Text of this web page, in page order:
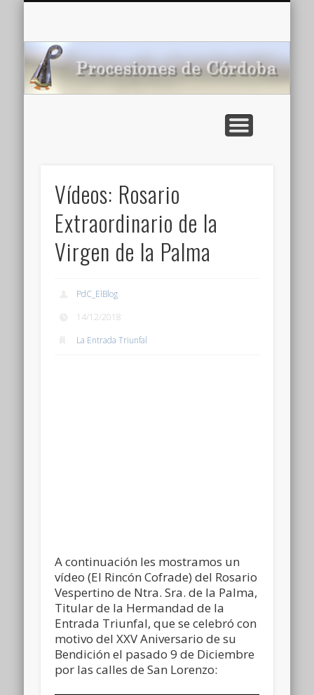
Vídeos: Rosario
Extraordinario de la
Virgen de la Palma
PdC_ElBlog
14/12/2018
La Entrada Triunfal
A continuación les mostramos un
vídeo (El Rincón Cofrade) del Rosario
Vespertino de Ntra. Sra. de la Palma,
Titular de la Hermandad de la
Entrada Triunfal, que se celebró con
motivo del XXV Aniversario de su
Bendición el pasado 9 de Diciembre
por las calles de San Lorenzo: